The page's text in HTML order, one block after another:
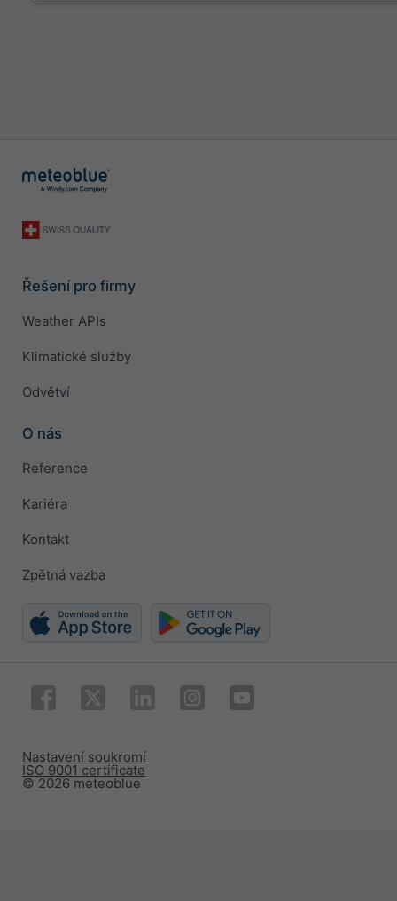
Řešení pro firmy
Weather APIs
Klimatické služby
Odvětví
O nás
Reference
Kariéra
Kontakt
Zpětná vazba
© 2026 meteoblue
ISO 9001 certificate
Nastavení soukromí